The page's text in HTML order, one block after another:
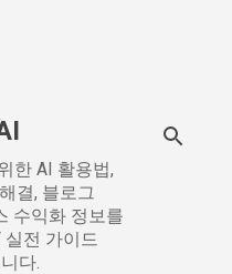
한 AI 활용법,
결, 블로그
수익화 정보를
실전 가이드
다.